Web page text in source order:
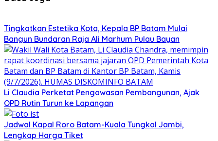
Tingkatkan Estetika Kota, Kepala BP Batam Mulai
Bangun Bundaran Raja Ali Marhum Pulau Bayan
Li Claudia Perketat Pengawasan Pembangunan, Ajak
OPD Rutin Turun ke Lapangan
Jadwal Kapal Roro Batam-Kuala Tungkal Jambi,
Lengkap Harga Tiket